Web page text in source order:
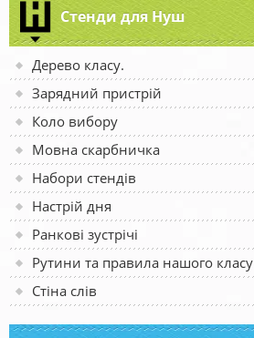
Стенди для Нуш
Дерево класу.
Зарядний пристрій
Коло вибору
Мовна скарбничка
Набори стендів
Настрій дня
Ранкові зустрічі
Рутини та правила нашого класу
Стіна слів